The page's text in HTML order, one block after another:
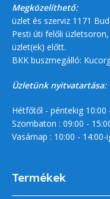
Megközelíthető:
üzlet és szerviz 1171
Pesti úti felőli
üzlet(ek) előtt.
BKK buszmegálló:
Üzletünk nyitvatartása:
Hétfőtől - péntekig 10:00
Szombaton : 09:00 -
Vasárnap : 10:00 - 14:00-
Termékek